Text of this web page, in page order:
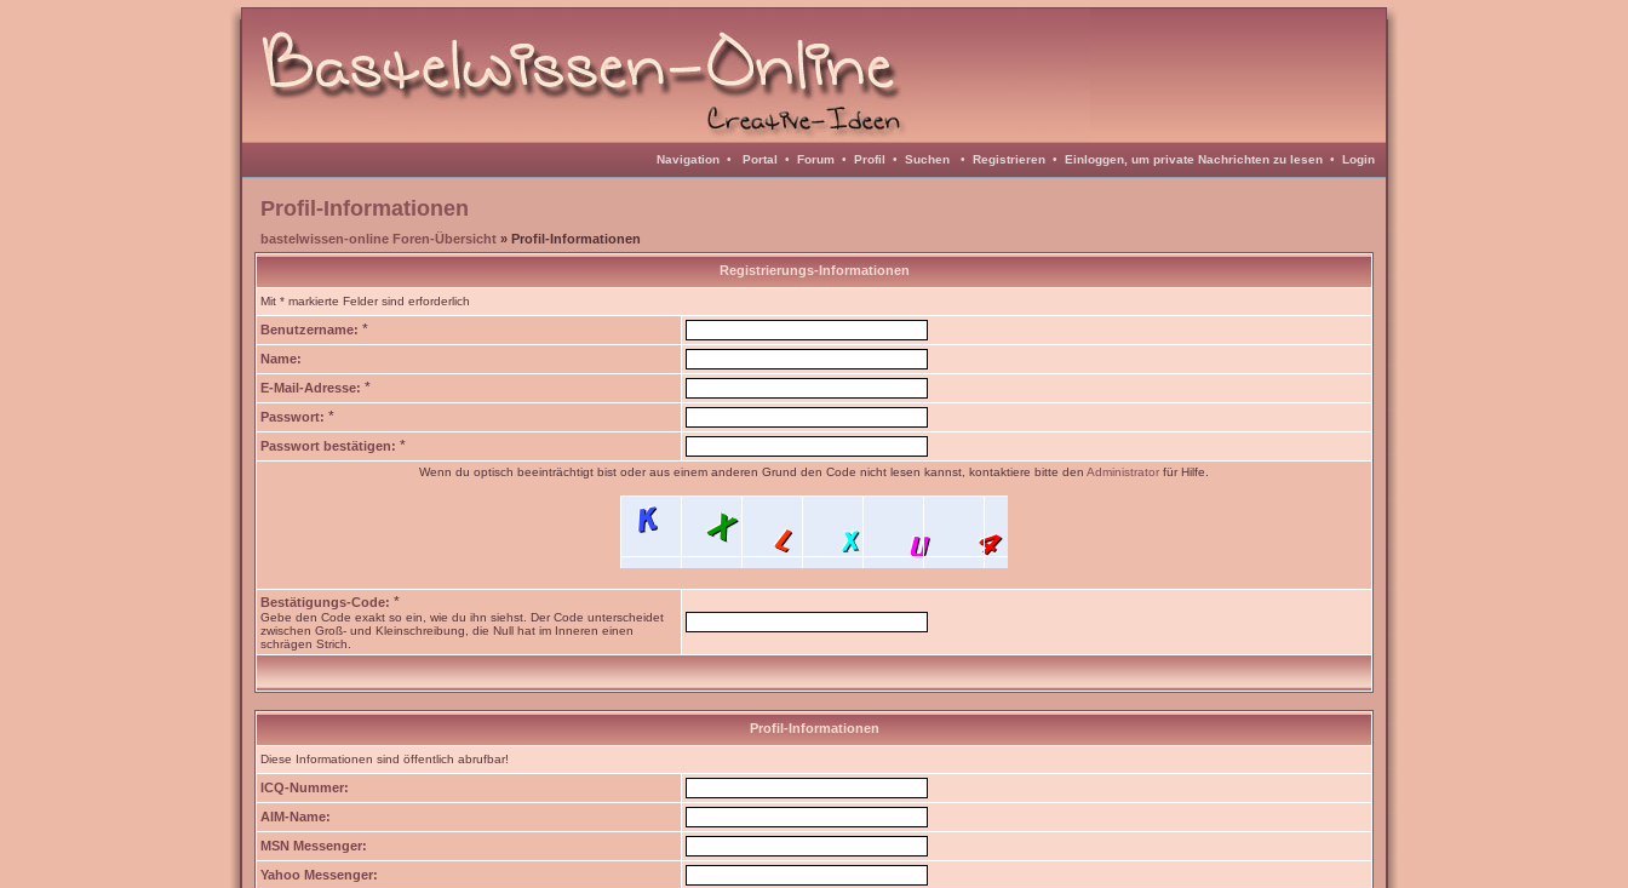
Navigation • Portal • Forum • Profil • Suchen • Registrieren • Einloggen, um private Nachrichten zu lesen • Login
Profil-Informationen
bastelwissen-online Foren-Übersicht » Profil-Informationen
Registrierungs-Informationen
Mit * markierte Felder sind erforderlich
Benutzername: *
Name:
E-Mail-Adresse: *
Passwort: *
Passwort bestätigen: *
Wenn du optisch beeinträchtigt bist oder aus einem anderen Grund den Code nicht lesen kannst, kontaktiere bitte den Administrator für Hilfe.
Bestätigungs-Code: *
Gebe den Code exakt so ein, wie du ihn siehst. Der Code unterscheidet
zwischen Groß- und Kleinschreibung, die Null hat im Inneren einen
schrägen Strich.
Profil-Informationen
Diese Informationen sind öffentlich abrufbar!
ICQ-Nummer:
AIM-Name:
MSN Messenger:
Yahoo Messenger: